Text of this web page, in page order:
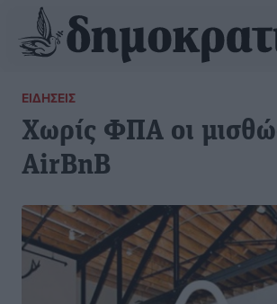
ΕΙΔΉΣΕΙΣ
Χωρίς ΦΠΑ οι
AirBnB